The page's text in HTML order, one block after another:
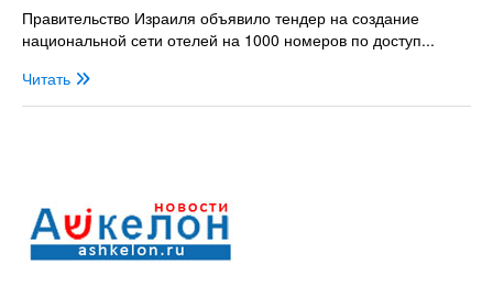
Правительство Израиля объявило тендер на создание
национальной сети отелей на 1000 номеров по доступ...
Читать